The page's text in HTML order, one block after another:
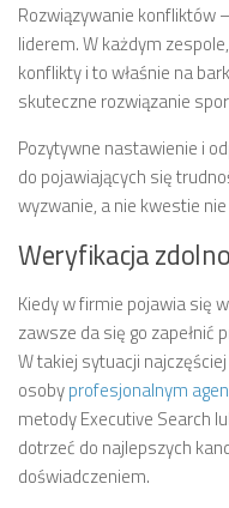
Rozwiązywanie konfliktów
liderem. W każdym
konflikty i to właśnie na
skuteczne rozwiązanie
Pozytywne nastawienie i
do pojawiających się
wyzwanie, a nie kwestie
Weryfikacja
Kiedy w firmie pojawia się
zawsze da się go zapełnić
W takiej sytuacji
osobyprofesjonalnym
metody Executive Search
dotrzeć do najlepszych
doświadczeniem.